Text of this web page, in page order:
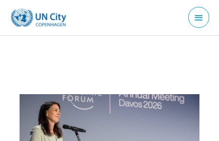
indholdet